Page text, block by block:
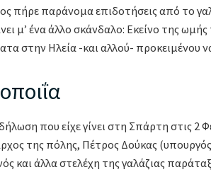
πήρε παράνομα επιδοτήσεις από το
μ’ ένα άλλο σκάνδαλο: Εκείνο της
στην Ηλεία -και αλλού- προκειμένου
που είχε γίνει στη Σπάρτη στις 2
της πόλης, Πέτρος Δούκας
και άλλα στελέχη της γαλάζιας